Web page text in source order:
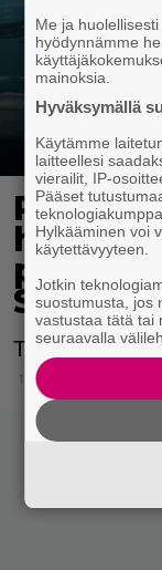
Tämä
13.1.2026 11:35
Me ja
hyödynnämme
mainoksia.
Hyväksymällä
Käytämme
laitteellesi
vierailit, IP-
Pääset
Hylkääminen voi
käytettävyyteen.
Jotkin
suostumusta, jos
vastustaa tätä tai
seuraavalla